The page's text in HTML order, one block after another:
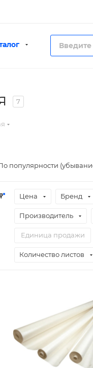
7
популярности
Цена Бренд
Производитель
Единица продажи
Количество листов